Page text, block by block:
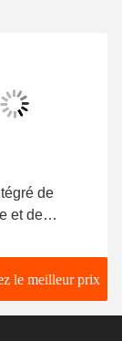
de
et de
le meilleur prix